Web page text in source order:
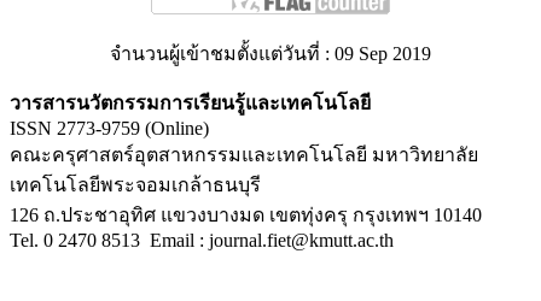
จำนวนผู้เข้าชมตั้งแต่วันที่ : 09 Sep 2019
วารสารนวัตกรรมการเรียนรู้และเทคโนโลยี
ISSN 2773-9759 (Online)
คณะครุศาสตร์อุตสาหกรรมและเทคโนโลยี มหาวิทยาลัย
เทคโนโลยีพระจอมเกล้าธนบุรี
126 ถ.ประชาอุทิศ แขวงบางมด เขตทุ่งครุ กรุงเทพฯ 10140
Tel. 0 2470 8513 Email : journal.fiet@kmutt.ac.th